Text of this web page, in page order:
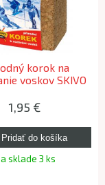
korok na
voskov SKIVO
1,95 €
sklade 3 ks